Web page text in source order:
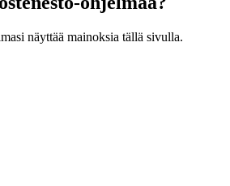
näyttää mainoksia tällä sivulla.